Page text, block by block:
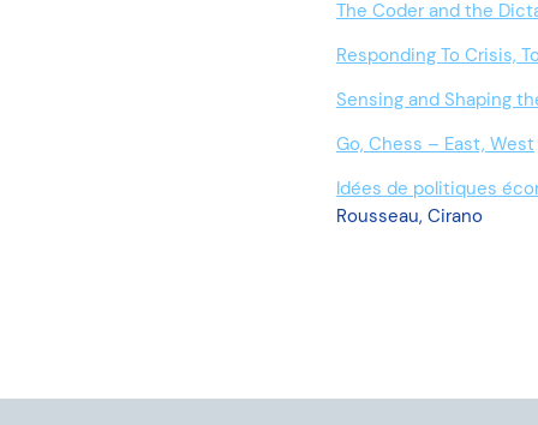
The Coder and the
Responding To Crisis,
Sensing and Shaping
Go, Chess – East, West
Idées de politiques
Rousseau, Cirano